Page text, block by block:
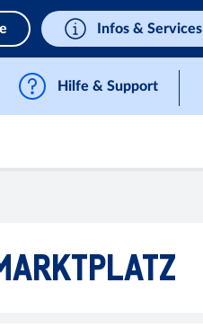
Infos & Services
Hilfe & Support